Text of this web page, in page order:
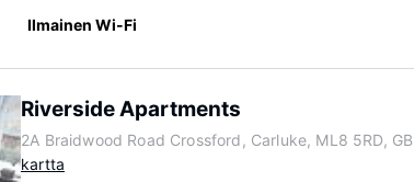
Ilmainen Wi-Fi
Riverside Apartments
2A Braidwood Road Crossford, Carluke, ML8 5RD, GB
kartta